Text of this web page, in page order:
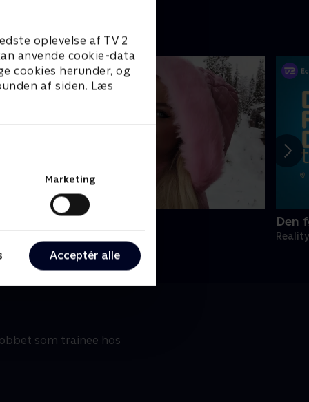
oplevelse af TV 2
anvende cookie-data
cookies herunder, og
af siden. Læs
Marketing
Acceptér alle
Den
som trainee hos